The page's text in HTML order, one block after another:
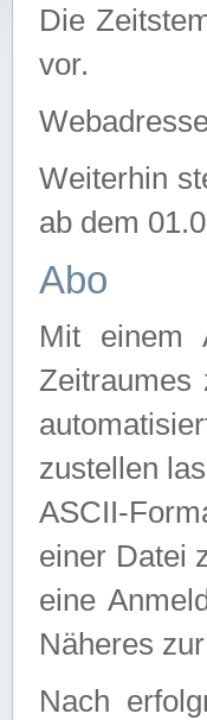
Die
vor.
Weiterhin
ab dem
Abo
Mit einem
Zeitraumes
zustellen
ASCII-
einer Datei
eine
Näheres
Nach